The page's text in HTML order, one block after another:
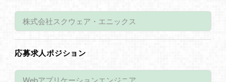
応募求人ポジション